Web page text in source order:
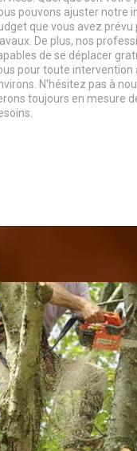
pouvons ajuster notre
que vous avez prévu
De plus, nos
de se déplacer
pour toute intervention
N'hésitez pas à
toujours en mesure